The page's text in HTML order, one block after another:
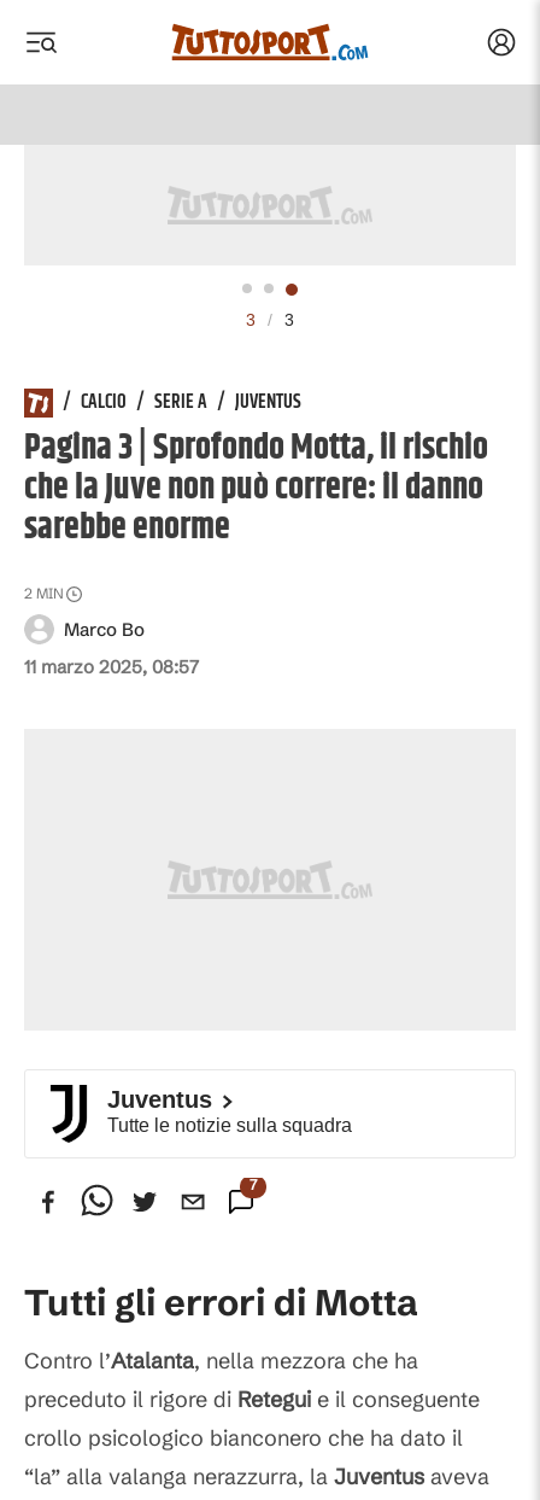
3 / 3
/ CALCIO / SERIE A / JUVENTUS
Pagina 3 | Sprofondo Motta, il rischio
che la Juve non può correre: il danno
sarebbe enorme
11 marzo 2025, 08:57
Marco Bo
2 MIN
Juventus
Tutte le notizie sulla squadra
7
Tutti gli errori di Motta
Contro l’Atalanta, nella mezzora che ha
preceduto il rigore di Retegui e il conseguente
crollo psicologico bianconero che ha dato il
“la” alla valanga nerazzurra, la Juventus aveva